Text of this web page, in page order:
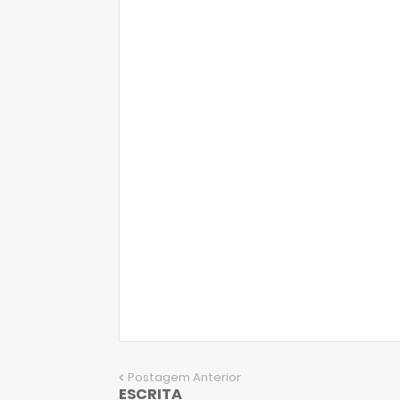
Postagem Anterior
ESCRITA